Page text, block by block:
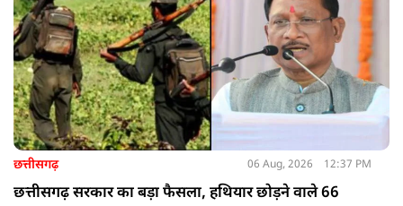
छत्तीसगढ़ 06 Aug, 2026 12:37 PM
छत्तीसगढ़ सरकार का बड़ा फैसला, हथियार छोड़ने वाले 66